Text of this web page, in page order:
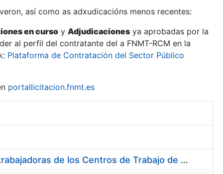
así como as adxudicacións menos recentes:
en curso y Adjudicaciones ya aprobadas por la
al perfil del contratante del a FNMT-RCM en la
Plataforma de Contratación del Sector Público
portallicitacion.fnmt.es
Suministro de Protectores Auditivos a medida para las personas trabajadoras de los Centros de Trabajo de Madrid y Burgos